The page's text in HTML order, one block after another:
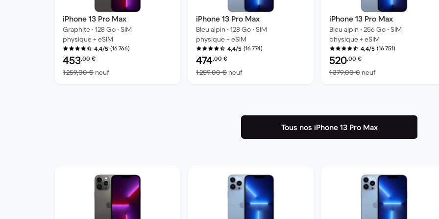
iPhone 13 Pro Max
Graphite • 128 Go • SIM
physique + eSIM
4,4/5 (16 766)
Prix reconditionné :
453,00 €
1 259,00 € neufcontre 1 259,00 € neuf
iPhone 13 Pro Max
Bleu alpin • 128 Go • SIM
physique + eSIM
4,4/5 (16 774)
Prix reconditionné :
474,00 €
1 259,00 € neufcontre 1 259,00 € neuf
iPhone 13 Pro Max
Bleu alpin • 256 Go • SIM
physique + eSIM
4,4/5 (16 751)
Prix reconditionné :
520,00 €
1 379,00 € neufcontre 1 379,00 € neuf
Tous nos iPhone 13 Pro Max